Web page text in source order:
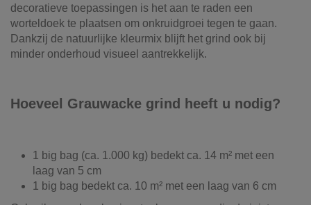
decoratieve toepassingen is het aan te raden een
worteldoek te plaatsen om onkruidgroei tegen te gaan.
Dankzij de natuurlijke kleurmix blijft het grind ook bij
minder onderhoud visueel aantrekkelijk.
Hoeveel Grauwacke grind heeft u nodig?
1 big bag (ca. 1.000 kg) bedekt ca. 14 m² met een
laag van 5 cm
1 big bag bedekt ca. 10 m² met een laag van 6 cm